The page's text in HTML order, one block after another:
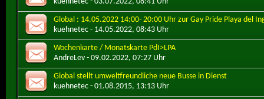
Global : 14.05.2022 14:00- 20:00 Uhr zur Gay Pride Playa del
kuehnetec - 14.05.2022, 08:43 Uhr
Wochenkarte / Monatskarte PdI>LPA
AndreLev - 09.02.2022, 07:27 Uhr
Global stellt umweltfreundliche neue Busse in Dienst
kuehnetec - 01.08.2015, 13:13 Uhr